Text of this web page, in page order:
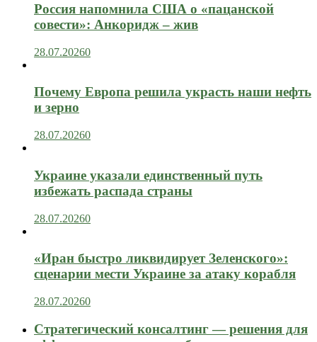
Россия напомнила США о «пацанской
совести»: Анкоридж – жив
28.07.20260
Почему Европа решила украсть наши нефть
и зерно
28.07.20260
Украине указали единственный путь
избежать распада страны
28.07.20260
«Иран быстро ликвидирует Зеленского»:
сценарии мести Украине за атаку корабля
28.07.20260
Стратегический консалтинг — решения для